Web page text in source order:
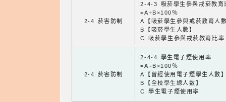
2-4 菸害防制
2-4-3 吸菸學生參與戒菸教育
=A÷B×100％
A【吸菸學生參與戒菸教育人
B【吸菸學生人數】
C 吸菸學生參與戒菸教育比率
2-4 菸害防制
2-4-4 學生電子煙使用率
=A÷B×100％
A【曾經使用電子煙學生人數
B【全校學生總人數】
C 學生電子煙使用率